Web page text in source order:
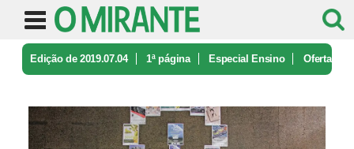
Edição de 2019.07.04 1ª página Especial Ensino Oferta